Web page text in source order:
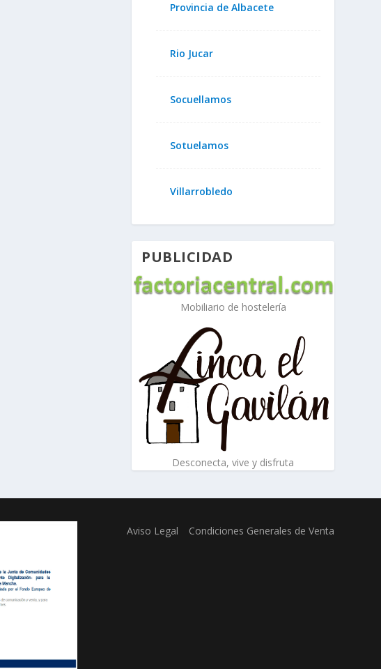
Provincia de Albacete
Rio Jucar
Socuellamos
Sotuelamos
Villarrobledo
PUBLICIDAD
Mobiliario de hostelería
Desconecta, vive y disfruta
Aviso Legal
Condiciones Generales de Venta